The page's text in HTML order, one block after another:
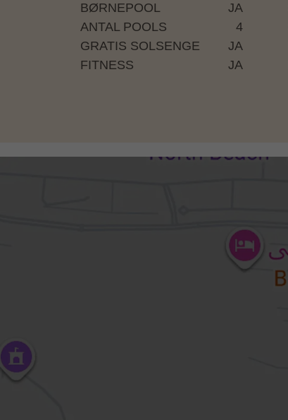
BØRNEPOOL
JA
ANTAL POOLS
4
GRATIS SOLSENGE
JA
FITNESS
JA